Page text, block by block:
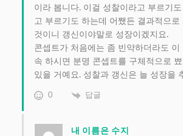
이라 봅니다. 이걸 성찰이라고 부르기
고 부르기도 하는데 어쨌든 결과적으로
것이니 갱신이야말로 성장이겠지요.
콘셉트가 처음에는 좀 빈약하더라도 이
속 하시면 분명 콘셉트를 구체적으로
있을 거예요. 성찰과 갱신은 늘 성장을
0 답글
내 이름은 수지